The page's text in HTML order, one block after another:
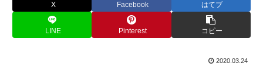
X Facebook はてブ
LINE Pinterest コピー
2020.03.24